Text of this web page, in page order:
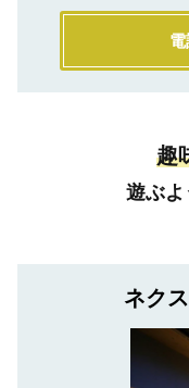
趣
遊ぶよ
ネク